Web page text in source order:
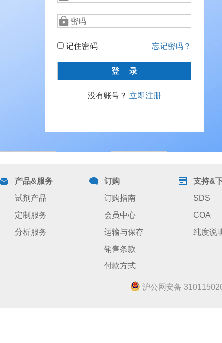
记住密码 忘记密码？
没有账号？ 立即注册
产品&服务
试剂产品
定制服务
分析服务
订购
订购指南
会员中心
运输与保存
销售条款
付款方式
支持&
SDS
COA
纯度说
沪公网安备